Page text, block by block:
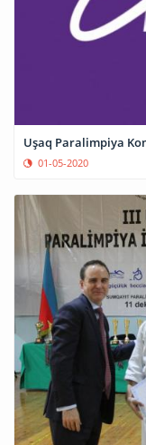
Uşaq Paralimpiya
01-05-2020